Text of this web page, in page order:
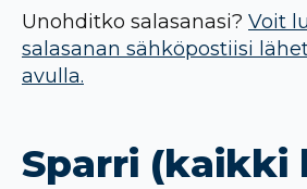
Unohditko salasanasi? Voit
salasanan sähköpostiisi
avulla.
Sparri (kaikki